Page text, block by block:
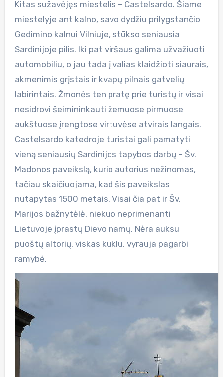
Kitas sužavėjęs miestelis – Castelsardo. Šiame
miestelyje ant kalno, savo dydžiu prilygstančio
Gedimino kalnui Vilniuje, stūkso seniausia
Sardinijoje pilis. Iki pat viršaus galima užvažiuoti
automobiliu, o jau tada į valias klaidžioti siaurais,
akmenimis grįstais ir kvapų pilnais gatvelių
labirintais. Žmonės ten pratę prie turistų ir visai
nesidrovi šeimininkauti žemuose pirmuose
aukštuose įrengtose virtuvėse atvirais langais.
Castelsardo katedroje turistai gali pamatyti
vieną seniausių Sardinijos tapybos darbų – Šv.
Madonos paveikslą, kurio autorius nežinomas,
tačiau skaičiuojama, kad šis paveikslas
nutapytas 1500 metais. Visai čia pat ir Šv.
Marijos bažnytėlė, niekuo neprimenanti
Lietuvoje įprastų Dievo namų. Nėra auksu
puoštų altorių, viskas kuklu, vyrauja pagarbi
ramybė.